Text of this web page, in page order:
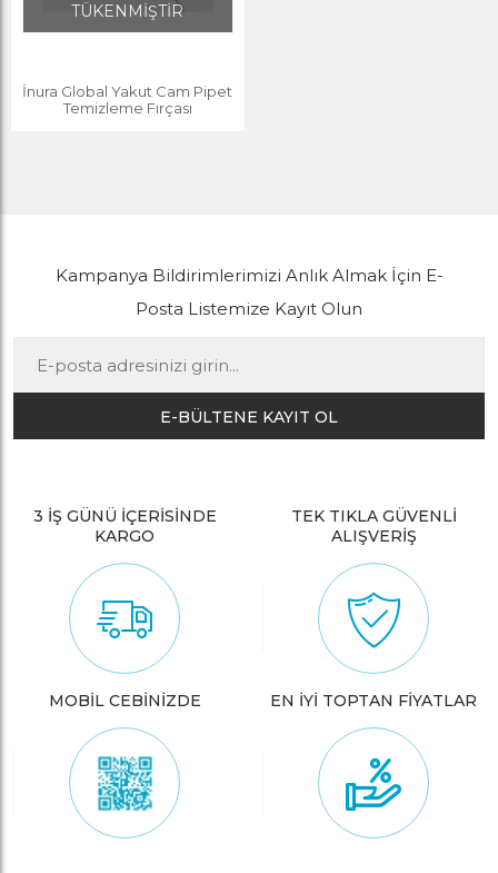
TÜKENMİŞTİR
İnura Global Yakut Cam Pipet
Temizleme Fırçası
Kampanya Bildirimlerimizi Anlık Almak İçin E-
Posta Listemize Kayıt Olun
E-BÜLTENE KAYIT OL
3 İŞ GÜNÜ İÇERİSİNDE
KARGO
TEK TIKLA GÜVENLİ
ALIŞVERİŞ
MOBİL CEBİNİZDE EN İYİ TOPTAN FİYATLAR